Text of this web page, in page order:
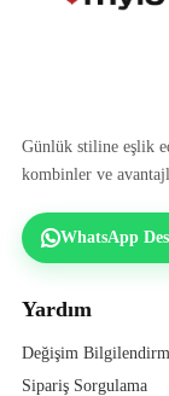
Günlük stiline eşlik
kombinler ve
WhatsApp
Yardım
Değişim
Sipariş Sorgulama